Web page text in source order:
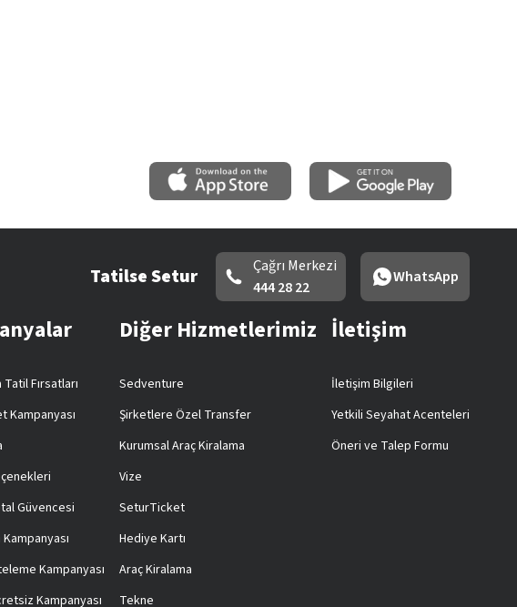
Tatilse Setur
Çağrı Merkezi
444 28 22
WhatsApp
Fırsatları
Kampanyası
Güvencesi
Kampanyası
Kampanyası
Diğer Hizmetlerimiz
Sedventure
Şirketlere Özel Transfer
Kurumsal Araç Kiralama
Vize
SeturTicket
Hediye Kartı
Araç Kiralama
Tekne
İletişim
İletişim Bilgileri
Yetkili Seyahat Acenteleri
Öneri ve Talep Formu